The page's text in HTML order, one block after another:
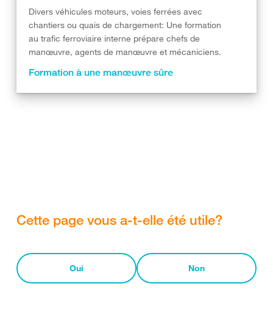
Divers véhicules moteurs, voies ferrées avec
chantiers ou quais de chargement: Une formation
au trafic ferroviaire interne prépare chefs de
manœuvre, agents de manœuvre et mécaniciens.
Formation à une manœuvre sûre
Cette page vous a-t-elle été utile?
Oui Non